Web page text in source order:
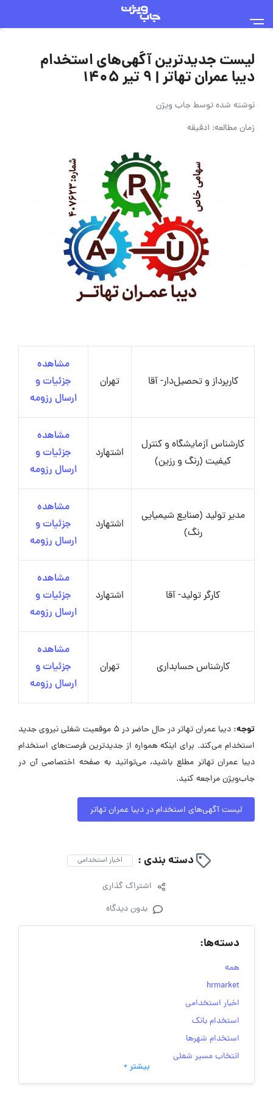
لیست جدیدترین آگهی‌های استخدام
دیبا عمران تهاتر | ۹ تیر ۱۴۰۵
نوشته شده توسطجاب ویژن
زمان مطالعه: 1دقیقه
کارپرداز و تحصیل‌دار- آقا تهران
مشاهده
جزئیات و
ارسال رزومه
کارشناس آزمایشگاه و کنترل
کیفیت (رنگ و رزین)
اشتهارد
مشاهده
جزئیات و
ارسال رزومه
مدیر تولید (صنایع شیمیایی
رنگ)
اشتهارد
مشاهده
جزئیات و
ارسال رزومه
کارگر تولید- آقا اشتهارد
مشاهده
جزئیات و
ارسال رزومه
کارشناس حسابداری تهران
مشاهده
جزئیات و
ارسال رزومه
توجه:
دیبا عمران تهاتر در حال حاضر در ۵ موقعیت شغلی نیروی جدید
استخدام می‌کند. برای اینکه همواره از جدیدترین فرصت‌های استخدام
دیبا عمران تهاتر مطلع باشید، می‌توانید به صفحه اختصاصی آن در
جاب‌ویژن مراجعه کنید.
لیست آگهی‌های استخدام در دیبا عمران تهاتر
دسته بندی : اخبار استخدامی
اشتراک گذاری
بدون دیدگاه
دسته‌ها:
همه
hrmarket
اخبار استخدامی
استخدام بانک
استخدام شهرها
انتخاب مسیر شغلی
به‌روزرسانی‌های سایت (کارجویی)
بیشتر +